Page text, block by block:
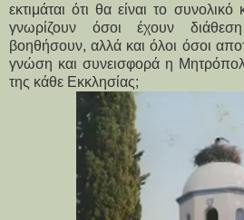
εκτιμάται ότι θα είναι το
γνωρίζουν όσοι έχουν
βοηθήσουν, αλλά και όλοι όσοι
γνώση και συνεισφορά η
της κάθε Εκκλησίας;